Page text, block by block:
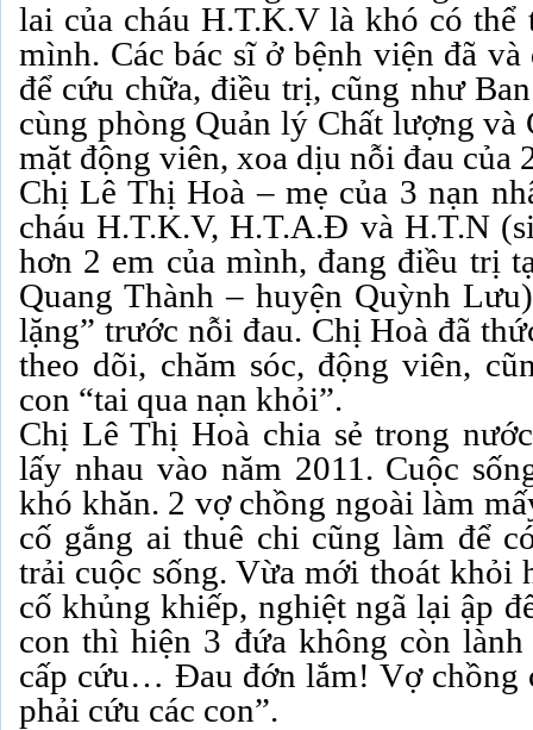
lai của cháu H.T.K.V là khó có thể
mình. Các bác sĩ ở bệnh viện đã và
để cứu chữa, điều trị, cũng như
cùng phòng Quản lý Chất lượng và
mặt động viên, xoa dịu nỗi đau của
Chị Lê Thị Hoà – mẹ của 3 nạn
cháu H.T.K.V, H.T.A.Đ và H.T.N
hơn 2 em của mình, đang điều trị
Quang Thành – huyện Quỳnh
lặng” trước nỗi đau. Chị Hoà đã
theo dõi, chăm sóc, động viên,
con “tai qua nạn khỏi”.
Chị Lê Thị Hoà chia sẻ trong
lấy nhau vào năm 2011. Cuộc
khó khăn. 2 vợ chồng ngoài làm
cố gắng ai thuê chi cũng làm để
trải cuộc sống. Vừa mới thoát khỏi
cố khủng khiếp, nghiệt ngã lại ập
con thì hiện 3 đứa không còn
cấp cứu… Đau đớn lắm! Vợ chồng
phải cứu các con”.